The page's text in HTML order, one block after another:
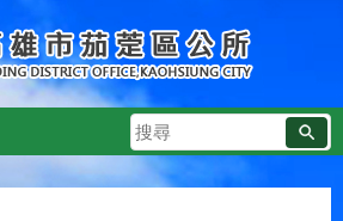
搜
尋